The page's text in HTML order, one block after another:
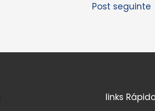
Post seguinte
links